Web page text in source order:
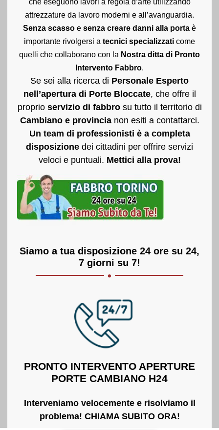
che eseguono lavori a regola d’arte utilizzando
attrezzature da lavoro moderni e all’avanguardia.
Senza scasso e senza creare danni alla porta è
importante rivolgersi a tecnici specializzati come
quelli che collaborano con la Nostra ditta di Pronto
Intervento Fabbro.
Se sei alla ricerca di Personale Esperto
nell’apertura di Porte Bloccate, che offre il
proprio servizio di fabbrosu tutto il territorio di
Cambiano e provincianon esiti a contattarci.
Un team di professionisti è a completa
disposizione dei cittadini per offrire servizi
veloci e puntuali. Mettici alla prova!
Siamo a tua disposizione 24 ore su 24,
7 giorni su 7!
.
PRONTO INTERVENTO APERTURE
PORTE CAMBIANO H24
Interveniamo velocemente e risolviamo il
problema! CHIAMA SUBITO ORA!